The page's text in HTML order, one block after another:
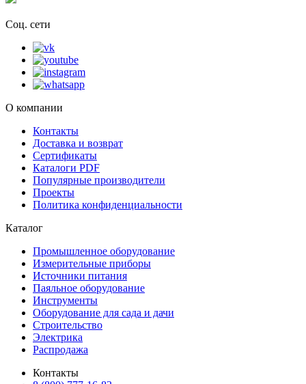
Соц. сети
О компании
Контакты
Доставка и возврат
Сертификаты
Каталоги PDF
Популярные производители
Проекты
Политика конфиденциальности
Каталог
Промышленное оборудование
Измерительные приборы
Источники питания
Паяльное оборудование
Инструменты
Оборудование для сада и дачи
Строительство
Электрика
Распродажа
Контакты